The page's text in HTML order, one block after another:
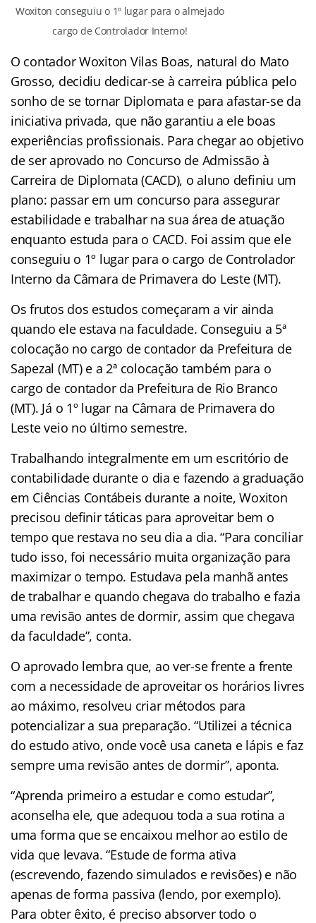
Woxiton conseguiu o 1º lugar para o almejado
cargo de Controlador Interno!
O contador Woxiton Vilas Boas, natural do Mato
Grosso, decidiu dedicar-se à carreira pública pelo
sonho de se tornar Diplomata e para afastar-se da
iniciativa privada, que não garantiu a ele boas
experiências profissionais. Para chegar ao objetivo
de ser aprovado no Concurso de Admissão à
Carreira de Diplomata (CACD), o aluno definiu um
plano: passar em um concurso para assegurar
estabilidade e trabalhar na sua área de atuação
enquanto estuda para o CACD. Foi assim que ele
conseguiu o 1º lugar para o cargo de Controlador
Interno da Câmara de Primavera do Leste (MT).
Os frutos dos estudos começaram a vir ainda
quando ele estava na faculdade. Conseguiu a 5ª
colocação no cargo de contador da Prefeitura de
Sapezal (MT) e a 2ª colocação também para o
cargo de contador da Prefeitura de Rio Branco
(MT). Já o 1º lugar na Câmara de Primavera do
Leste veio no último semestre.
Trabalhando integralmente em um escritório de
contabilidade durante o dia e fazendo a graduação
em Ciências Contábeis durante a noite, Woxiton
precisou definir táticas para aproveitar bem o
tempo que restava no seu dia a dia. “Para conciliar
tudo isso, foi necessário muita organização para
maximizar o tempo. Estudava pela manhã antes
de trabalhar e quando chegava do trabalho e fazia
uma revisão antes de dormir, assim que chegava
da faculdade”, conta.
O aprovado lembra que, ao ver-se frente a frente
com a necessidade de aproveitar os horários livres
ao máximo, resolveu criar métodos para
potencializar a sua preparação. “Utilizei a técnica
do estudo ativo, onde você usa caneta e lápis e faz
sempre uma revisão antes de dormir”, aponta.
“Aprenda primeiro a estudar e como estudar”,
aconselha ele, que adequou toda a sua rotina a
uma forma que se encaixou melhor ao estilo de
vida que levava. “Estude de forma ativa
(escrevendo, fazendo simulados e revisões) e não
apenas de forma passiva (lendo, por exemplo).
Para obter êxito, é preciso absorver todo o